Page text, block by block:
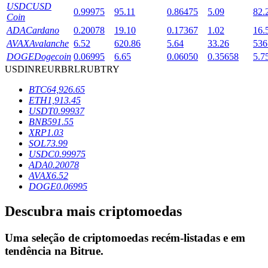
Bloqueios de BTR
Investimentos exclusivos para titulares de BTR
Empréstimos
USDCUSD
Coin
0.99975 95.11 0.86475 5.09
ADACardano 0.20078 19.10 0.17367 1.02
AVAXAvalanche 6.52 620.86 5.64 33.26
DOGEDogecoin 0.06995 6.65 0.06050 0.35658
USDINREURBRLRUBTRY
BTC64,926.65
ETH1,913.45
USDT0.99937
BNB591.55
XRP1.03
SOL73.99
USDC0.99975
ADA0.20078
AVAX6.52
DOGE0.06995
Descubra mais criptomoedas
Uma seleção de criptomoedas recém-listadas e em
tendência na Bitrue.